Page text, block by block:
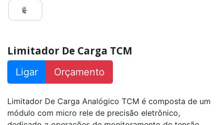
Limitador De Carga TCM
Ligar Orçamento
Limitador De Carga Analógico TCM é composta de um
módulo com micro rele de precisão eletrônico,